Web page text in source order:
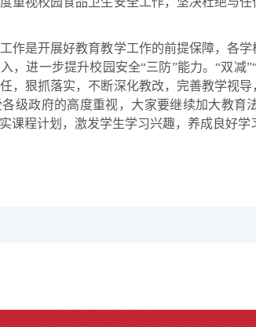
是开展好教育教学工作的前提保障，各学
，进一步提升校园安全“三防”能力。“双减
，狠抓落实，不断深化教改，完善教学视
级政府的高度重视，大家要继续加大教
课程计划，激发学生学习兴趣，养成良好